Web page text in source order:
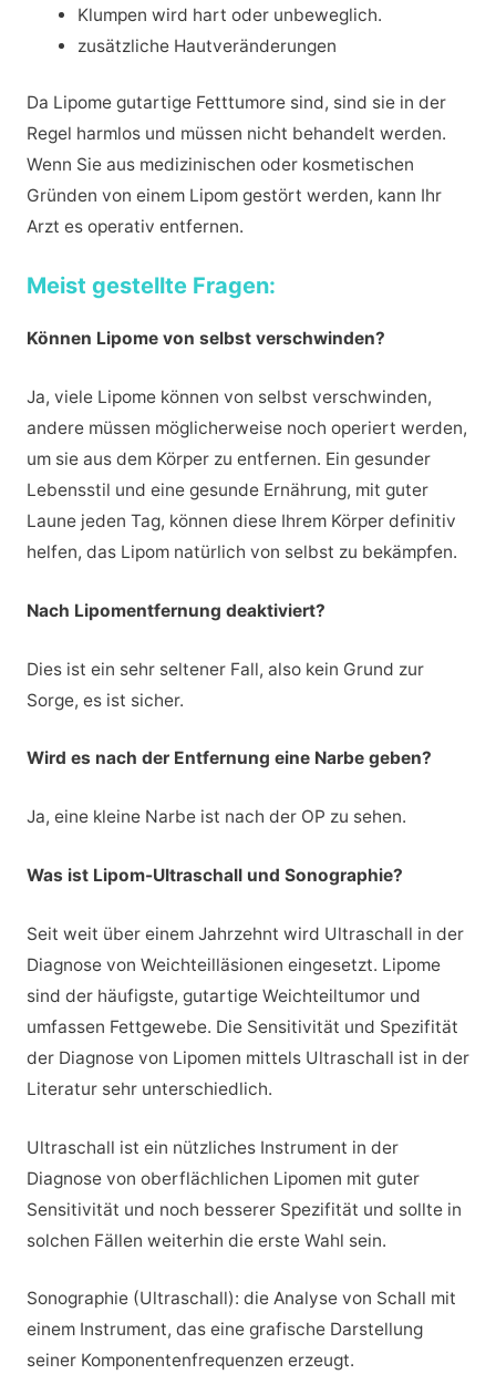
Klumpen wird hart oder unbeweglich.
zusätzliche Hautveränderungen
Da Lipome gutartige Fetttumore sind, sind sie in der
Regel harmlos und müssen nicht behandelt werden.
Wenn Sie aus medizinischen oder kosmetischen
Gründen von einem Lipom gestört werden, kann Ihr
Arzt es operativ entfernen.
Meist gestellte Fragen:
Können Lipome von selbst verschwinden?
Ja, viele Lipome können von selbst verschwinden,
andere müssen möglicherweise noch operiert werden,
um sie aus dem Körper zu entfernen. Ein gesunder
Lebensstil und eine gesunde Ernährung, mit guter
Laune jeden Tag, können diese Ihrem Körper definitiv
helfen, das Lipom natürlich von selbst zu bekämpfen.
Nach Lipomentfernung deaktiviert?
Dies ist ein sehr seltener Fall, also kein Grund zur
Sorge, es ist sicher.
Wird es nach der Entfernung eine Narbe geben?
Ja, eine kleine Narbe ist nach der OP zu sehen.
Was ist Lipom-Ultraschall und Sonographie?
Seit weit über einem Jahrzehnt wird Ultraschall in der
Diagnose von Weichteilläsionen eingesetzt. Lipome
sind der häufigste, gutartige Weichteiltumor und
umfassen Fettgewebe. Die Sensitivität und Spezifität
der Diagnose von Lipomen mittels Ultraschall ist in der
Literatur sehr unterschiedlich.
Ultraschall ist ein nützliches Instrument in der
Diagnose von oberflächlichen Lipomen mit guter
Sensitivität und noch besserer Spezifität und sollte in
solchen Fällen weiterhin die erste Wahl sein.
Sonographie (Ultraschall): die Analyse von Schall mit
einem Instrument, das eine grafische Darstellung
seiner Komponentenfrequenzen erzeugt.